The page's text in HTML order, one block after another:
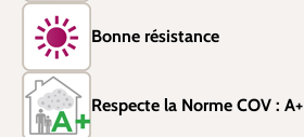
Bonne résistance
Respecte la Norme COV : A+